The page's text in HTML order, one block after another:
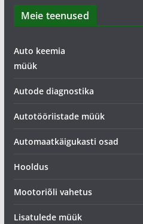
Meie teenused
Auto keemia
müük
Autode diagnostika
Autotööriistade müük
Automaatkäigukasti osad
Hooldus
Mootoriõli vahetus
Lisatulede müük